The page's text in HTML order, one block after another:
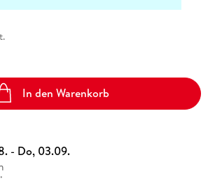
In den Warenkorb
- Do, 03.09.
*